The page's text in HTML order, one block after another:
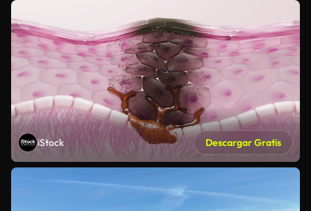
iStock Descargar Gratis